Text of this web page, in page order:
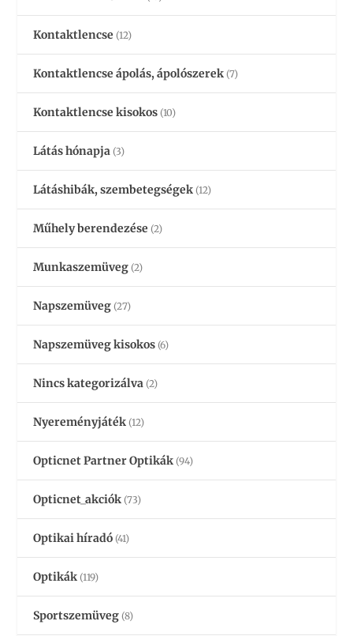
Kontaktlencse (12)
Kontaktlencse ápolás, ápolószerek (7)
Kontaktlencse kisokos (10)
Látás hónapja (3)
Látáshibák, szembetegségek (12)
Műhely berendezése (2)
Munkaszemüveg (2)
Napszemüveg (27)
Napszemüveg kisokos (6)
Nincs kategorizálva (2)
Nyereményjáték (12)
Opticnet Partner Optikák (94)
Opticnet_akciók (73)
Optikai híradó (41)
Optikák (119)
Sportszemüveg (8)